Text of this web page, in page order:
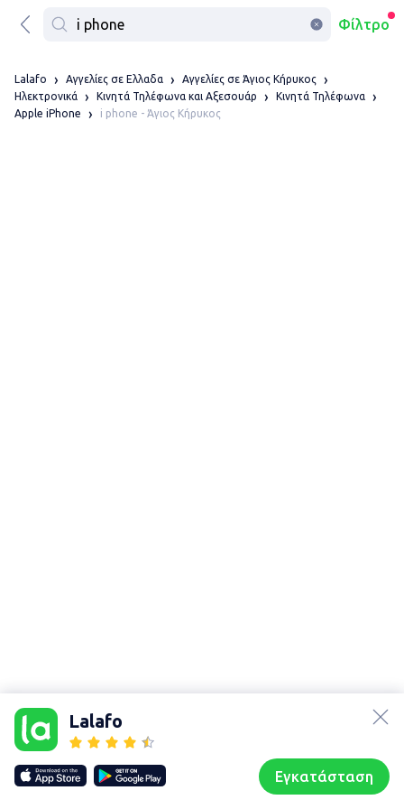
Φίλτρο
Lalafo
Εγκατάσταση
Lalafo Αγγελίες σε Ελλαδα
Αγγελίες σε Άγιος Κήρυκος
Ηλεκτρονικά
Κινητά Τηλέφωνα και Αξεσουάρ
Κινητά Τηλέφωνα
Apple iPhone
i phone - Άγιος Κήρυκος
Our websites
lalafo.kg
lalafo.rs
lalafo.pl
Sitemap
τοποθεσίας
Συζητήσεις Προφίλ